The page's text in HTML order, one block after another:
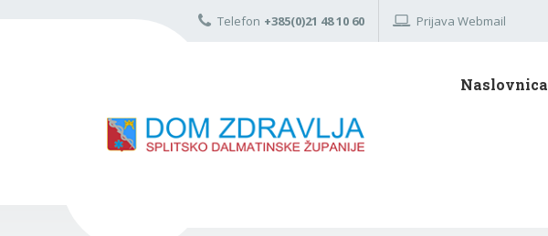
Telefon +385(0)21 48 10 60 Prijava Webmail
Naslovnica